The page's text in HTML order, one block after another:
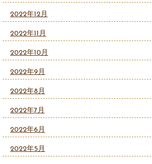
2022年12月
2022年11月
2022年10月
2022年9月
2022年8月
2022年7月
2022年6月
2022年5月